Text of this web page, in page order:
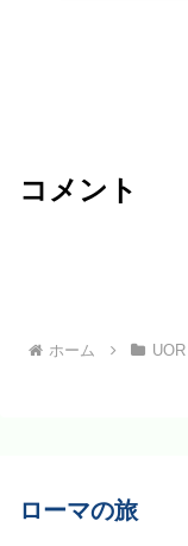
コメント
ホーム
ローマの旅